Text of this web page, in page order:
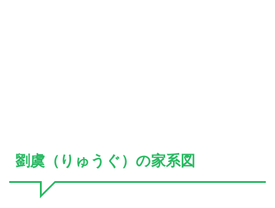
劉虞（りゅうぐ）の家系図